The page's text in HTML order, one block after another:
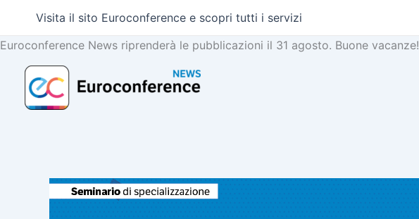
contenuto
Visita il sito Euroconference e scopri tutti i servizi
Euroconference News riprenderà le pubblicazioni il 31 agosto. Buone vacanze!